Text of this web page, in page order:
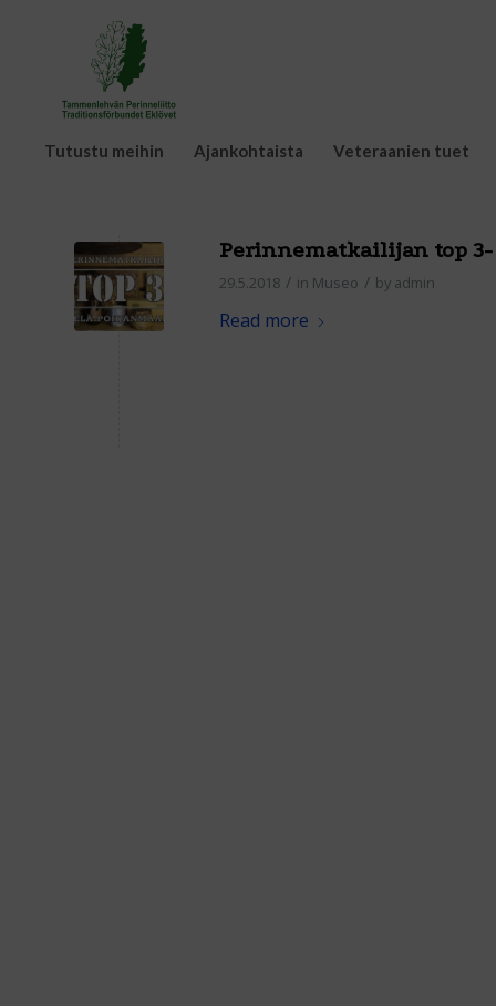
Tutustu meihin Ajankohtaista Veteraanien tuet
Perinnematkailijan top
29.5.2018 / in Museo / by admin
Read more